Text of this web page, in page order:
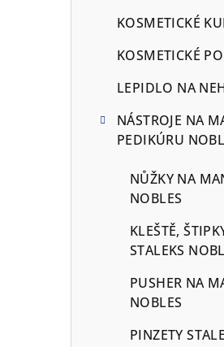
KOSMETICKÉ
KOSMETICKÉ
LEPIDLO NA
NÁSTROJE NA
PEDIKÚRU
NŮŽKY NA
NOBLES
KLEŠTĚ,
STALEKS
PUSHER NA
NOBLES
PINZETY